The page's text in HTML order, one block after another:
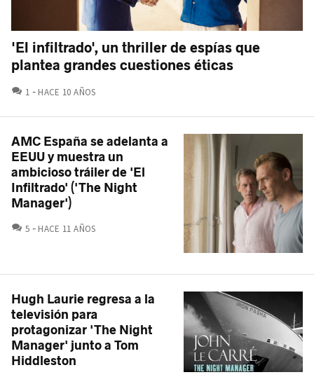
'El infiltrado', un thriller de espías que
plantea grandes cuestiones éticas
1 COMENTARIOS
HACE 10 AÑOS
AMC España se adelanta a
EEUU y muestra un
ambicioso tráiler de 'El
Infiltrado' ('The Night
Manager')
5 COMENTARIOS
HACE 11 AÑOS
Hugh Laurie regresa a la
televisión para
protagonizar 'The Night
Manager' junto a Tom
Hiddleston